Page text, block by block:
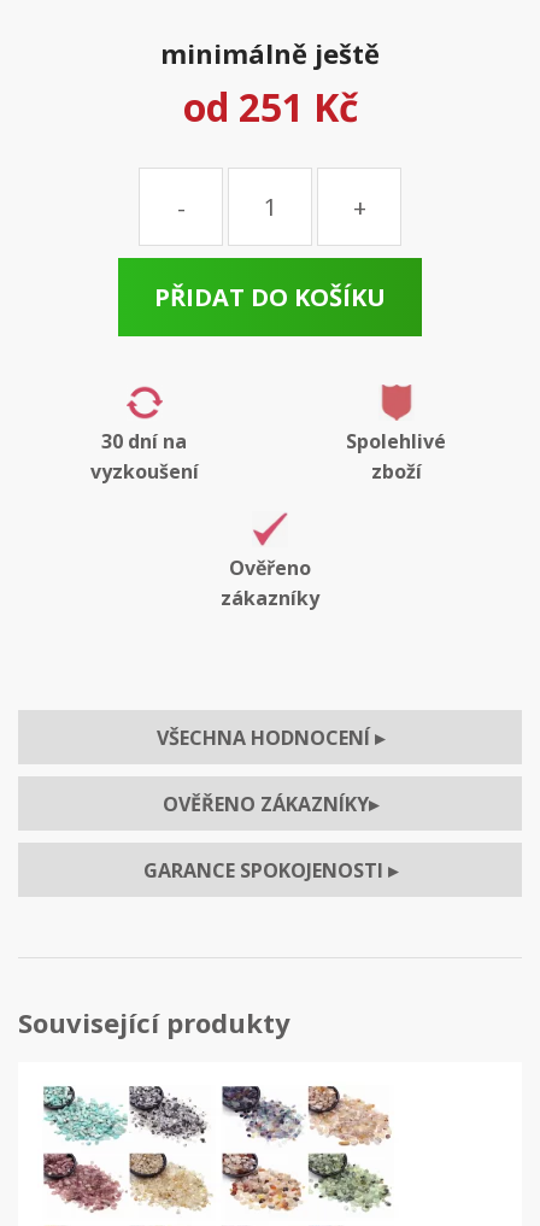
minimálně ještě
od 251 Kč
Množství
PŘIDAT DO KOŠÍKU
30 dní na
vyzkoušení
Spolehlivé
zboží
Ověřeno
zákazníky
VŠECHNA HODNOCENÍ▸
OVĚŘENO ZÁKAZNÍKY▸
GARANCE SPOKOJENOSTI ▸
Související produkty